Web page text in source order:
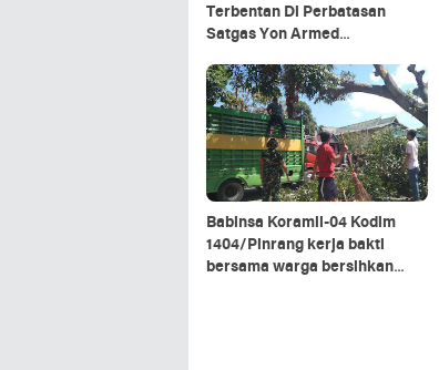
Terbentan Di Perbatasan
Satgas Yon Armed
Rescue Dan PT MA/BDRMS
Babinsa Koramil-04 Kodim
1404/Pinrang kerja bakti
bersama warga bersihkan